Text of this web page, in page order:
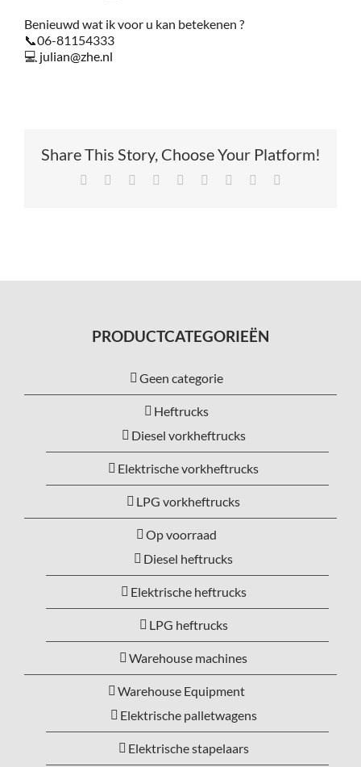
Benieuwd wat ik voor u kan betekenen ?
📞06-81154333
💻 julian@zhe.nl
Share This Story, Choose Your Platform!
Facebook Reddit LinkedIn
TumblrPinterest Xing
PRODUCTCATEGORIEËN
Geen categorie
Heftrucks
Diesel vorkheftrucks
Elektrische vorkheftrucks
LPG vorkheftrucks
Op voorraad
Diesel heftrucks
Elektrische heftrucks
LPG heftrucks
Warehouse machines
Warehouse Equipment
Elektrische palletwagens
Elektrische stapelaars